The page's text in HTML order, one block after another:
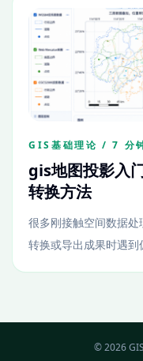
GIS基础理论 / 7 分
gis地图投影入
转换方法
很多刚接触空间数据
转换或导出成果时遇到
© 2026